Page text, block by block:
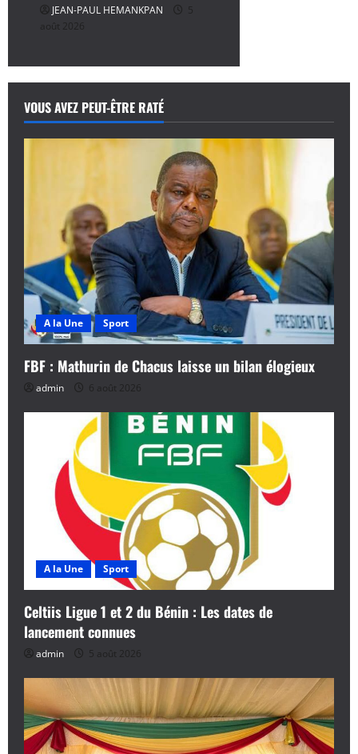
JEAN-PAUL HEMANKPAN
5
août 2026
VOUS AVEZ PEUT-ÊTRE RATÉ
A la Une Sport
FBF : Mathurin de Chacus laisse un bilan élogieux
admin 6 août 2026
A la Une Sport
Celtiis Ligue 1 et 2 du Bénin : Les dates de
lancement connues
admin 5 août 2026